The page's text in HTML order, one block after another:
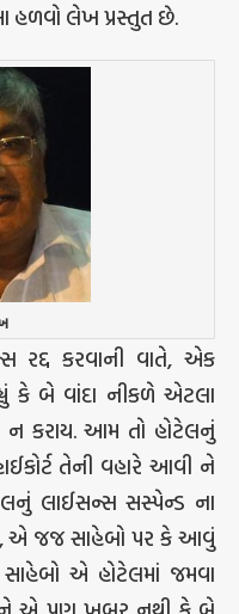
હળવો લેખ પ્રસ્તુત છે.
રદ્દ કરવાની વાતે, એક
કે બે વાંદા નીકળે એટલા
ન કરાય. આમ તો હોટેલનું
તેની વહારે આવી ને
લાઈસન્સ સસ્પેન્ડ ના
એ જજ સાહેબો પર કે આવું
એ હોટેલમાં જમવા